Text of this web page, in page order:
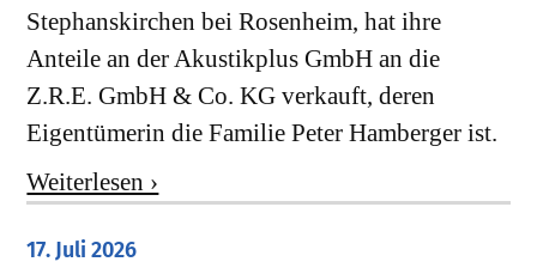
Stephanskirchen bei Rosenheim, hat ihre
Anteile an der Akustikplus GmbH an die
Z.R.E. GmbH & Co. KG verkauft, deren
Eigentümerin die Familie Peter Hamberger ist.
Weiterlesen ›
17. Juli 2026